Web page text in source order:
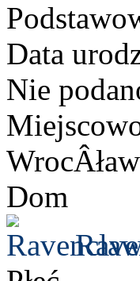
Data
Nie
WrocÂław
Dom